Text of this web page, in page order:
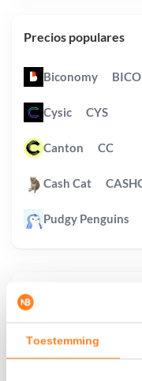
Toestemming
Mira cuánto
aplicado el
Precios populares
Biconomy BICO
Cysic CYS
Canton CC
Cash Cat
Pudgy Penguins